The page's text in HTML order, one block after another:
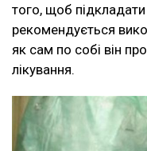
того, щоб підкладати
рекомендується
як сам по собі він
лікування.